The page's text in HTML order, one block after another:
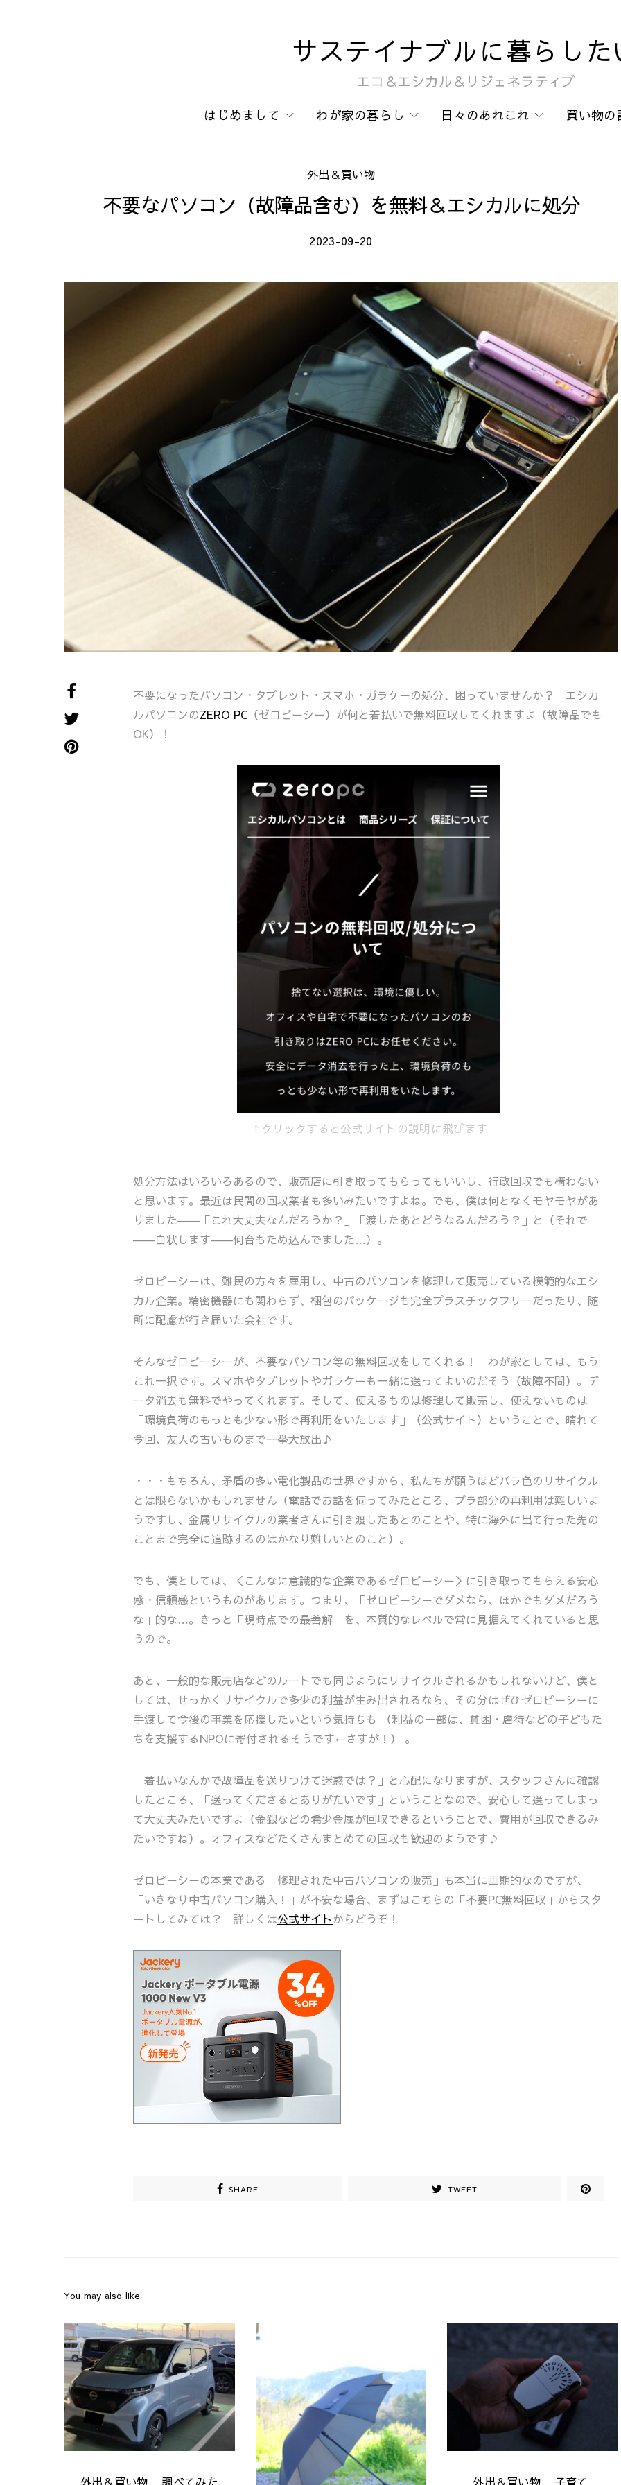
サステイナブルに暮らした
エコ＆エシカル＆リジェネラティブ
はじめまして わが家の暮らし 日々のあれこれ 買い物の
外出＆買い物
不要なパソコン（故障品含む）を無料＆エシカルに処分
2023-09-20
不要になったパソコン・タブレット・スマホ・ガラケーの処分、困っていませんか？ エシカ
ルパソコンのZERO PC （ゼロピーシー）が何と着払いで無料回収してくれますよ（故障品でも
OK）！
↑クリックすると公式サイトの説明に飛びます
処分方法はいろいろあるので、販売店に引き取ってもらってもいいし、行政回収でも構わない
と思います。最近は民間の回収業者も多いみたいですよね。でも、僕は何となくモヤモヤがあ
りました――「これ大丈夫なんだろうか？」「渡したあとどうなるんだろう？」と（それで
――白状します――何台もため込んでました…）。
ゼロピーシーは、難民の方々を雇用し、中古のパソコンを修理して販売している模範的なエシ
カル企業。精密機器にも関わらず、梱包のパッケージも完全プラスチックフリーだったり、随
所に配慮が行き届いた会社です。
そんなゼロピーシーが、不要なパソコン等の無料回収をしてくれる！ わが家としては、もう
これ一択です。スマホやタブレットやガラケーも一緒に送ってよいのだそう（故障不問）。デ
ータ消去も無料でやってくれます。そして、使えるものは修理して販売し、使えないものは
「環境負荷のもっとも少ない形で再利用をいたします」（公式サイト）ということで、晴れて
今回、友人の古いものまで一挙大放出♪
・・・もちろん、矛盾の多い電化製品の世界ですから、私たちが願うほどバラ色のリサイクル
とは限らないかもしれません（電話でお話を伺ってみたところ、プラ部分の再利用は難しいよ
うですし、金属リサイクルの業者さんに引き渡したあとのことや、特に海外に出て行った先の
ことまで完全に追跡するのはかなり難しいとのこと）。
でも、僕としては、＜こんなに意識的な企業であるゼロピーシー＞に引き取ってもらえる安心
感・信頼感というものがあります。つまり、「ゼロピーシーでダメなら、ほかでもダメだろう
な」的な…。きっと「現時点での最善解」を、本質的なレベルで常に見据えてくれていると思
うので。
あと、一般的な販売店などのルートでも同じようにリサイクルされるかもしれないけど、僕と
しては、せっかくリサイクルで多少の利益が生み出されるなら、その分はぜひゼロピーシーに
手渡して今後の事業を応援したいという気持ちも （利益の一部は、貧困・虐待などの子どもた
ちを支援するNPOに寄付されるそうです←さすが！） 。
「着払いなんかで故障品を送りつけて迷惑では？」と心配になりますが、スタッフさんに確認
したところ、「送ってくださるとありがたいです」ということなので、安心して送ってしまっ
て大丈夫みたいですよ（金銀などの希少金属が回収できるということで、費用が回収できるみ
たいですね）。オフィスなどたくさんまとめての回収も歓迎のようです♪
ゼロピーシーの本業である「修理された中古パソコンの販売」も本当に画期的なのですが、
「いきなり中古パソコン購入！」が不安な場合、まずはこちらの「不要PC無料回収」からスタ
ートしてみては？ 詳しくは公式サイト からどうぞ！
SHARE TWEET
You may also like
外出＆買い物 調べてみた 外出＆買い物 子育て